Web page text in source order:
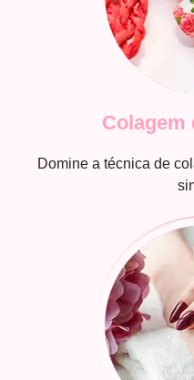
Colagem
Domine a técnica de